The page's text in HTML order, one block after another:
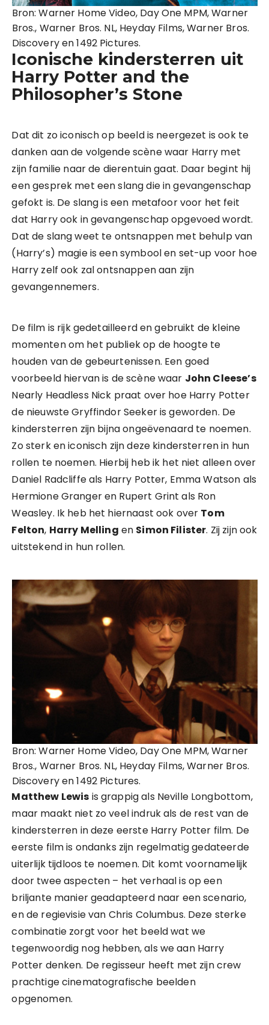
Bron: Warner Home Video, Day One MPM, Warner
Bros., Warner Bros. NL, Heyday Films, Warner Bros.
Discovery en 1492 Pictures.
Iconische kindersterren uit
Harry Potter and the
Philosopher’s Stone
Dat dit zo iconisch op beeld is neergezet is ook te
danken aan de volgende scène waar Harry met
zijn familie naar de dierentuin gaat. Daar begint hij
een gesprek met een slang die in gevangenschap
gefokt is. De slang is een metafoor voor het feit
dat Harry ook in gevangenschap opgevoed wordt.
Dat de slang weet te ontsnappen met behulp van
(Harry’s) magie is een symbool en set-up voor hoe
Harry zelf ook zal ontsnappen aan zijn
gevangennemers.
De film is rijk gedetailleerd en gebruikt de kleine
momenten om het publiek op de hoogte te
houden van de gebeurtenissen. Een goed
voorbeeld hiervan is de scène waar John Cleese’s
Nearly Headless Nick praat over hoe Harry Potter
de nieuwste Gryffindor Seeker is geworden. De
kindersterren zijn bijna ongeëvenaard te noemen.
Zo sterk en iconisch zijn deze kindersterren in hun
rollen te noemen. Hierbij heb ik het niet alleen over
Daniel Radcliffe als Harry Potter, Emma Watson als
Hermione Granger en Rupert Grint als Ron
Weasley. Ik heb het hiernaast ook over Tom
Felton, Harry Melling en Simon Filister. Zij zijn ook
uitstekend in hun rollen.
Bron: Warner Home Video, Day One MPM, Warner
Bros., Warner Bros. NL, Heyday Films, Warner Bros.
Discovery en 1492 Pictures.
Matthew Lewis is grappig als Neville Longbottom,
maar maakt niet zo veel indruk als de rest van de
kindersterren in deze eerste Harry Potter film. De
eerste film is ondanks zijn regelmatig gedateerde
uiterlijk tijdloos te noemen. Dit komt voornamelijk
door twee aspecten – het verhaal is op een
briljante manier geadapteerd naar een scenario,
en de regievisie van Chris Columbus. Deze sterke
combinatie zorgt voor het beeld wat we
tegenwoordig nog hebben, als we aan Harry
Potter denken. De regisseur heeft met zijn crew
prachtige cinematografische beelden
opgenomen.